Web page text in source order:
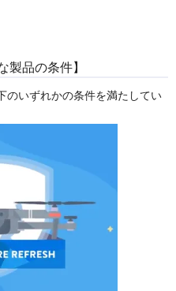
製品の条件】
のいずれかの条件を満たしてい